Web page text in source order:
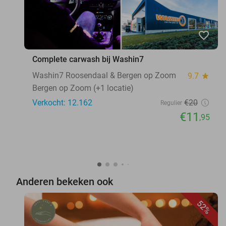
favorite_border
Complete carwash bij Washin7
Washin7 Roosendaal & Bergen op Zoom
9.7 star
Bergen op Zoom (+1 locatie)
Verkocht: 12.162
Regulier €20
€11 ,95
Anderen bekeken ook
52%